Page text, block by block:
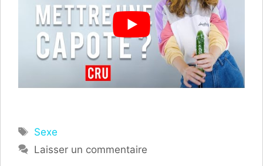
Étiquettes
Sexe
Laisser un commentaire